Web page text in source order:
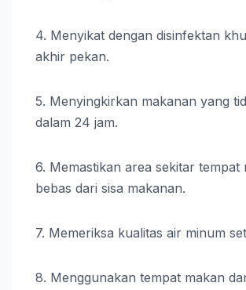
4. Menyikat dengan disinfektan
akhir pekan.
5. Menyingkirkan makanan yang
dalam 24 jam.
6. Memastikan area sekitar tempat
bebas dari sisa makanan.
7. Memeriksa kualitas air minum
8. Menggunakan tempat makan